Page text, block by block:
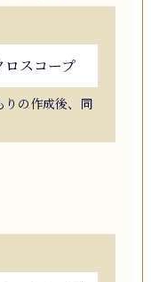
ロスコープ
りの作成後、同